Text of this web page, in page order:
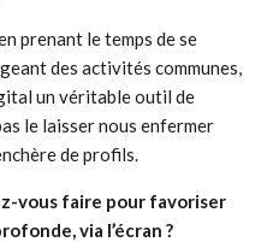
prenant le temps de se
des activités communes,
un véritable outil de
le laisser nous enfermer
de profils.
vous faire pour favoriser
via l’écran ?